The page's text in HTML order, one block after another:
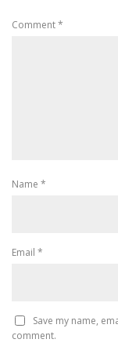
Comment*
Name *
Email *
Save my name,
comment.